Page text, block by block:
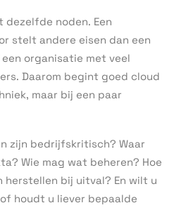
dezelfde noden. Een
stelt andere eisen dan een
organisatie met veel
Daarom begint goed cloud
maar bij een paar
zijn bedrijfskritisch? Waar
Wie mag wat beheren? Hoe
herstellen bij uitval? En wilt u
houdt u liever bepaalde